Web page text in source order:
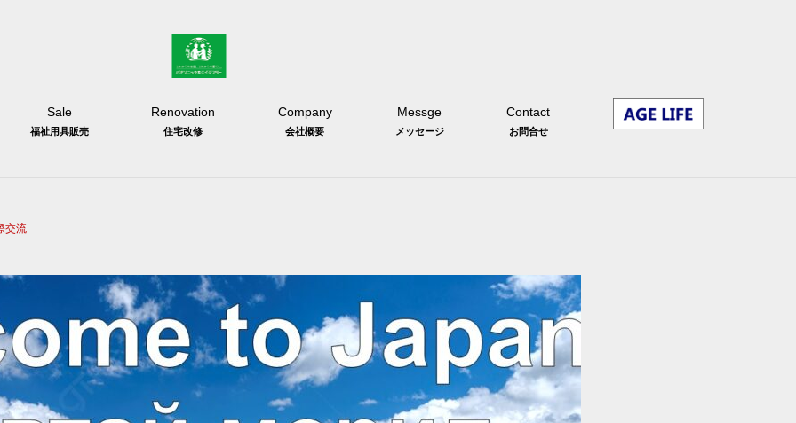
Sale
福祉用具販売
Renovation
住宅改修
Company
会社概要
Messge
メッセージ
Contact
お問合せ
交流